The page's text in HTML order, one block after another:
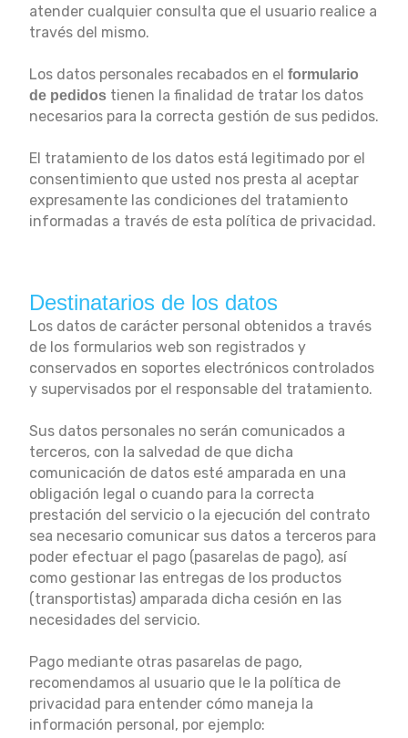
atender cualquier consulta que el usuario realice a
través del mismo.
Los datos personales recabados en el formulario
de pedidos tienen la finalidad de tratar los datos
necesarios para la correcta gestión de sus pedidos.
El tratamiento de los datos está legitimado por el
consentimiento que usted nos presta al aceptar
expresamente las condiciones del tratamiento
informadas a través de esta política de privacidad.
Destinatarios de los datos
Los datos de carácter personal obtenidos a través
de los formularios web son registrados y
conservados en soportes electrónicos controlados
y supervisados por el responsable del tratamiento.
Sus datos personales no serán comunicados a
terceros, con la salvedad de que dicha
comunicación de datos esté amparada en una
obligación legal o cuando para la correcta
prestación del servicio o la ejecución del contrato
sea necesario comunicar sus datos a terceros para
poder efectuar el pago (pasarelas de pago), así
como gestionar las entregas de los productos
(transportistas) amparada dicha cesión en las
necesidades del servicio.
Pago mediante otras pasarelas de pago,
recomendamos al usuario que le la política de
privacidad para entender cómo maneja la
información personal, por ejemplo: